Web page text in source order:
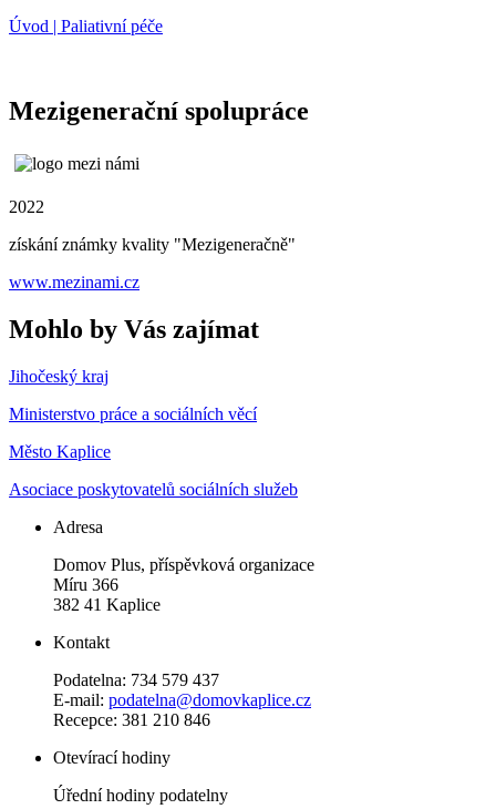
Úvod | Paliativní péče
Mezigenerační spolupráce
2022
získání známky kvality "Mezigeneračně"
www.mezinami.cz
Mohlo by Vás zajímat
Jihočeský kraj
Ministerstvo práce a sociálních věcí
Město Kaplice
Asociace poskytovatelů sociálních služeb
Adresa
Domov Plus, příspěvková organizace
Míru 366
382 41 Kaplice
Kontakt
Podatelna: 734 579 437
E-mail: podatelna@domovkaplice.cz
Recepce: 381 210 846
Otevírací hodiny
Úřední hodiny podatelny